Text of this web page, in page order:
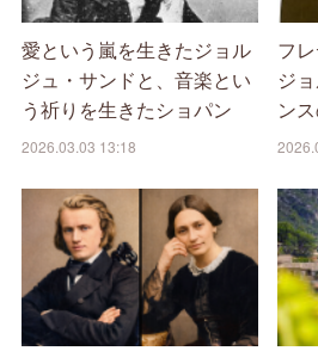
愛という嵐を生きたジョル
ジュ・サンドと、音楽とい
う祈りを生きたショパン
2026.03.03 13:18
フ
ジ
ン